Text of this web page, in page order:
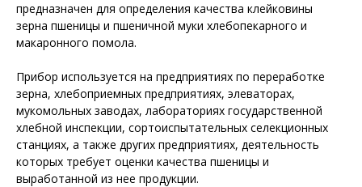
предназначен для определения качества клейковины
зерна пшеницы и пшеничной муки хлебопекарного и
макаронного помола.
Прибор используется на предприятиях по переработке
зерна, хлебоприемных предприятиях, элеваторах,
мукомольных заводах, лабораториях государственной
хлебной инспекции, сортоиспытательных селекционных
станциях, а также других предприятиях, деятельность
которых требует оценки качества пшеницы и
выработанной из нее продукции.